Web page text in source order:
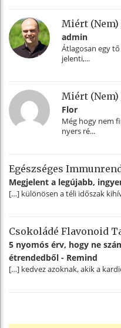
Miért (nem)
admin
Átlagosan egy
jelenti,...
Miért (nem)
Flor
Még hogy nem
nyers ré...
Egészséges
Megjelent a legújabb,
[…] különösen a téli időszak
Csokoládé Flavonoid
5 nyomós érv, hogy ne
étrendedből - Remind
[…] kedvez azoknak, akik a